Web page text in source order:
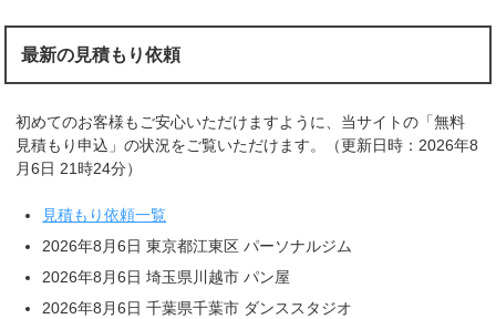
最新の見積もり依頼
初めてのお客様もご安心いただけますように、当サイトの「無料
見積もり申込」の状況をご覧いただけます。（更新日時：2026年8
月6日 21時24分）
見積もり依頼一覧
2026年8月6日 東京都江東区 パーソナルジム
2026年8月6日 埼玉県川越市 パン屋
2026年8月6日 千葉県千葉市 ダンススタジオ